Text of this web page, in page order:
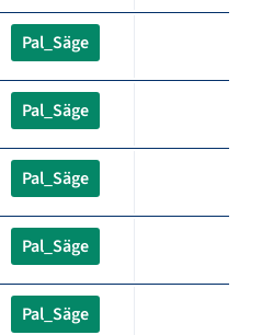
Pal_Säge
Pal_Säge
Pal_Säge
Pal_Säge
Pal_Säge